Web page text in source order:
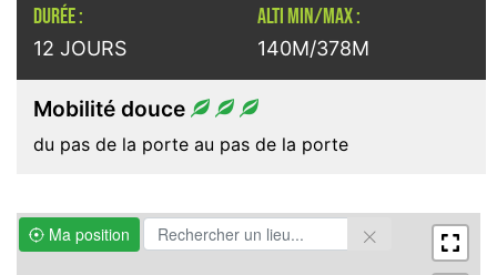
DURÉE :
12 JOURS
ALTI MIN/MAX :
140M/378M
Mobilité douce
du pas de la porte au pas de la porte
Ma position